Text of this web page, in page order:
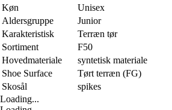
Køn
Unisex
Aldersgruppe
Junior
Karakteristisk
Terræn tør
Sortiment
F50
Hovedmateriale
syntetisk materiale
Shoe Surface
Tørt terræn (FG)
Skosål
spikes
Loading...